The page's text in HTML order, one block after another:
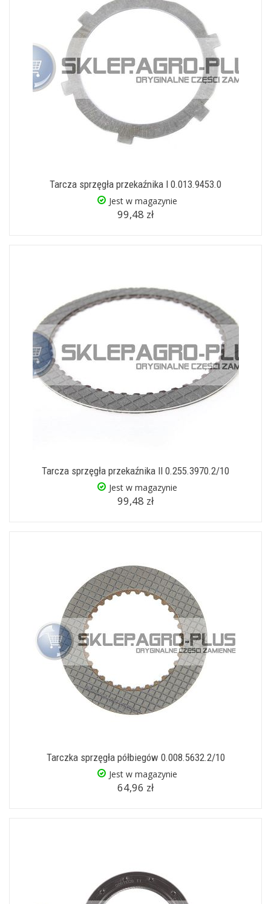
Tarcza sprzęgła przekaźnika I 0.013.9453.0
Jest w magazynie
99,48 zł
Tarcza sprzęgła przekaźnika II 0.255.3970.2/10
Jest w magazynie
99,48 zł
Tarczka sprzęgła półbiegów 0.008.5632.2/10
Jest w magazynie
64,96 zł